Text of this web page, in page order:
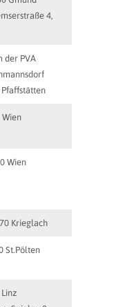
4,
der PVA
Wien
Wien
Krieglach
St.Pölten